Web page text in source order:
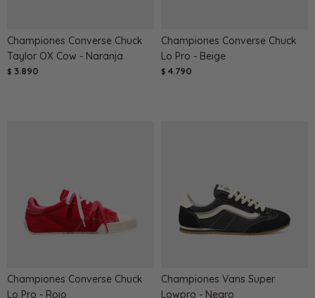
Championes Converse Chuck
Taylor OX Cow - Naranja
$ 3.890
Championes Converse Chuck
Lo Pro - Beige
$ 4.790
Championes Converse Chuck
Lo Pro - Rojo
Championes Vans Super
Lowpro - Negro